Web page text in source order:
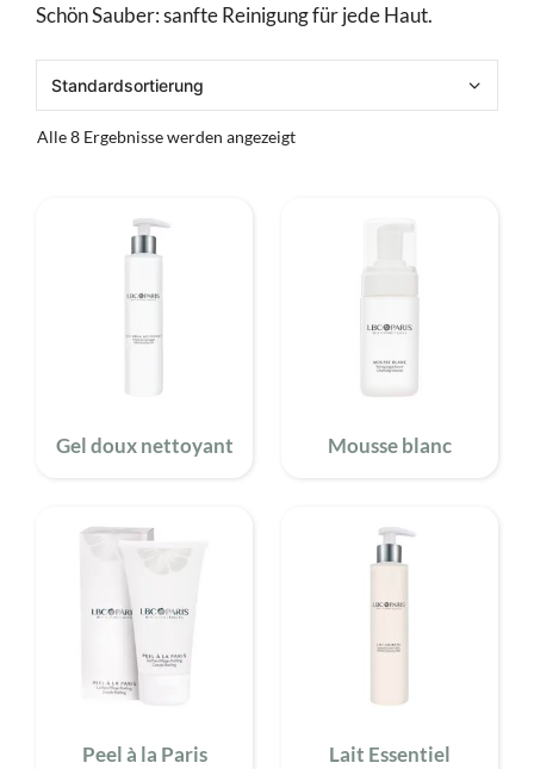
Schön Sauber: sanfte Reinigung für jede Haut.
Alle 8 Ergebnisse werden angezeigt
Gel doux nettoyant Mousse blanc
Peel à la Paris Lait Essentiel